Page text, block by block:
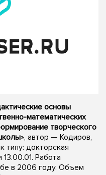
основы
математических
творческого
», автор — Кодиров,
типу: докторская
Работа
в 2006 году. Объем